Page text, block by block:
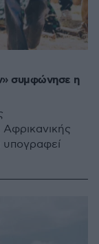
συμφώνησε η
Αφρικανικής